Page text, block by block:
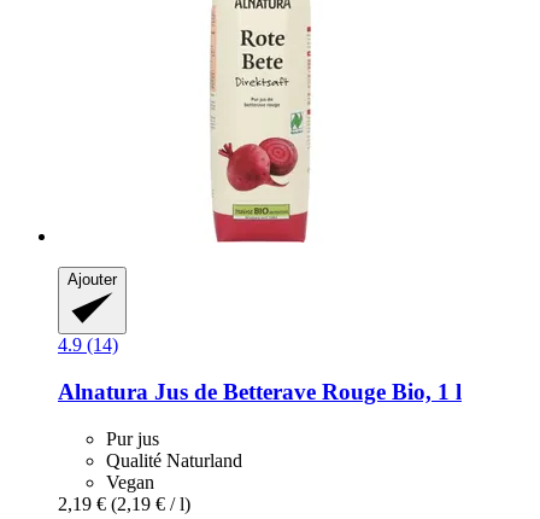
Ajouter
4.9 (14)
Alnatura Jus de Betterave Rouge Bio, 1 l
Pur jus
Qualité Naturland
Vegan
2,19 € (2,19 € / l)